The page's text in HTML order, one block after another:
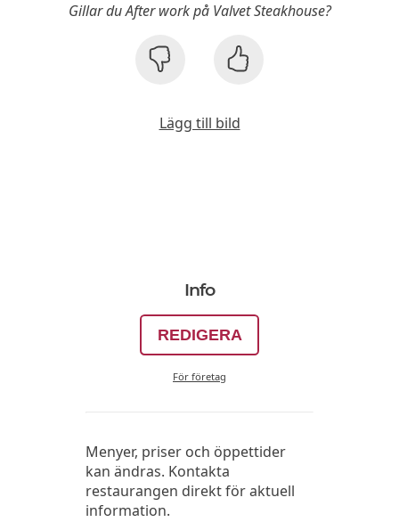
Gillar du After work på Valvet Steakhouse?
Lägg till bild
Info
REDIGERA
För företag
Menyer, priser och öppettider
kan ändras. Kontakta
restaurangen direkt för aktuell
information.